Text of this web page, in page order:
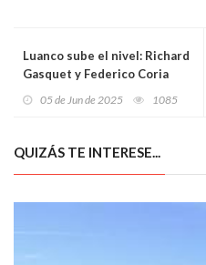
Luanco sube el nivel: Richard
Gasquet y Federico Coria
05 de Jun de 2025 1085
QUIZÁS TE INTERESE...